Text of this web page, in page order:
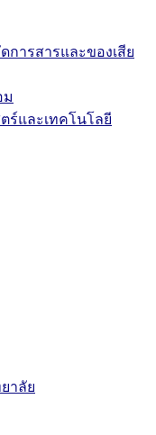
การสารและของเสีย
ม
ร์และเทคโนโลยี
าลัย